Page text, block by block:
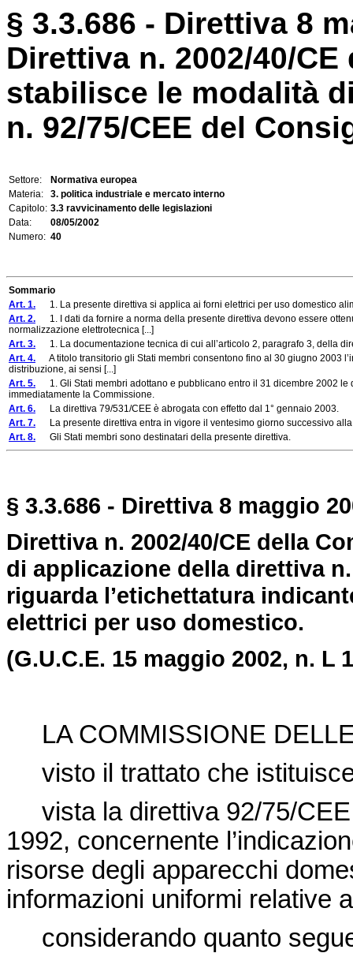
§ 3.3.686 - Direttiva 8
Direttiva n. 2002/40/
stabilisce le modalità
n. 92/75/CEE del
Settore:
Normativa europea
Materia:
3. politica industriale e mercato interno
Capitolo: 3.3 ravvicinamento delle legislazioni
Data:
08/05/2002
Numero: 40
Sommario
Art. 1. 1. La presente direttiva si applica ai forni elettrici per uso domestico
Art. 2. 1. I dati da fornire a norma della presente direttiva devono essere
normalizzazione elettrotecnica [...]
Art. 3. 1. La documentazione tecnica di cui all’articolo 2, paragrafo 3, della
Art. 4. A titolo transitorio gli Stati membri consentono fino al 30 giugno 2003
distribuzione, ai sensi [...]
Art. 5. 1. Gli Stati membri adottano e pubblicano entro il 31 dicembre 2002 le
immediatamente la Commissione.
Art. 6. La direttiva 79/531/CEE è abrogata con effetto dal 1° gennaio 2003.
Art. 7. La presente direttiva entra in vigore il ventesimo giorno successivo
Art. 8. Gli Stati membri sono destinatari della presente direttiva.
§ 3.3.686 - Direttiva 8 maggio
Direttiva n. 2002/40/CE della
di applicazione della direttiva
riguarda l’etichettatura
elettrici per uso domestico.
(G.U.C.E. 15 maggio 2002, n. L
LA COMMISSIONE
visto il trattato che
vista la direttiva 92/75/
1992, concernente
risorse degli apparecchi
informazioni uniformi relative
considerando quanto